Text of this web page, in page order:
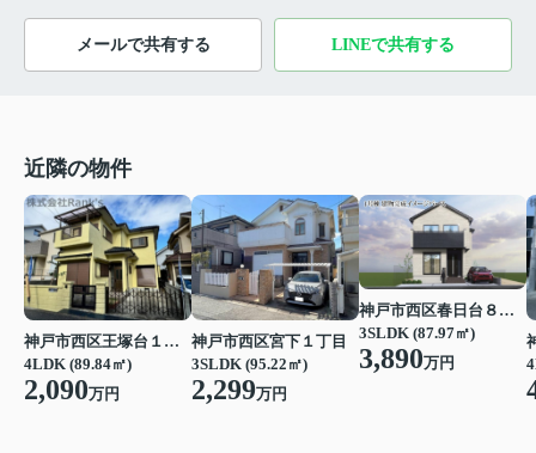
メールで共有する LINEで共有する
近隣の物件
神戸市西区王塚台１丁目
4LDK (89.84㎡)
2,090万円
神戸市西区宮下１丁目
3SLDK (95.22㎡)
2,299万円
神戸市西区春日台８丁目
3SLDK (87.97㎡)
3,890万円